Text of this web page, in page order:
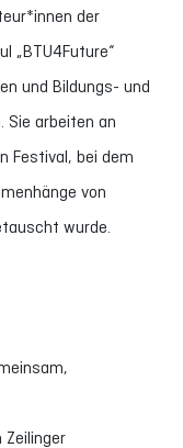
der
„BTU4Future“
und Bildungs- und
arbeiten an
Festival, bei dem
von
wurde.
Zeilinger